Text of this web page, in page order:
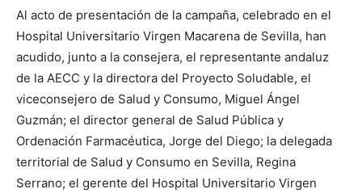
Al acto de presentación de la campaña, celebrado en el
Hospital Universitario Virgen Macarena de Sevilla, han
acudido, junto a la consejera, el representante andaluz
de la AECC y la directora del Proyecto Soludable, el
viceconsejero de Salud y Consumo, Miguel Ángel
Guzmán; el director general de Salud Pública y
Ordenación Farmacéutica, Jorge del Diego; la delegada
territorial de Salud y Consumo en Sevilla, Regina
Serrano; el gerente del Hospital Universitario Virgen